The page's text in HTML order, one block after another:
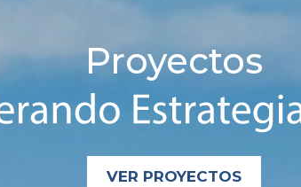
Proyectos
VER PROYECTOS